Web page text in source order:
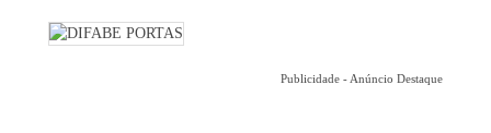
Publicidade - Anúncio Destaque